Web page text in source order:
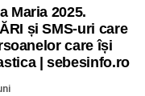
Maria 2025.
și SMS-uri care
care își
| sebesinfo.ro